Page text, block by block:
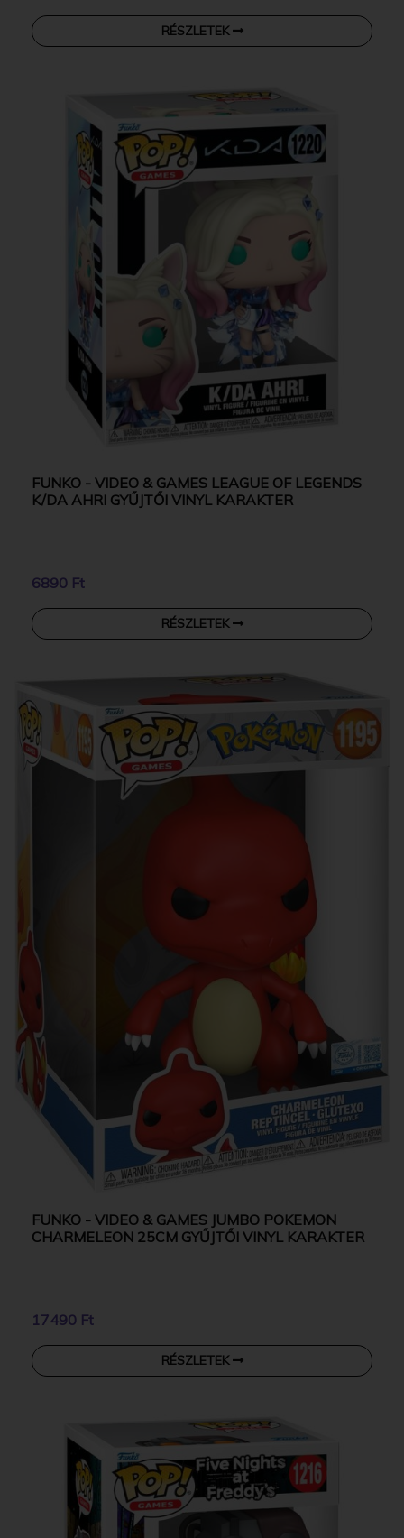
RÉSZLETEK
FUNKO - VIDEO & GAMES LEAGUE OF LEGENDS
K/DA AHRI GYŰJTŐI VINYL KARAKTER
6890 Ft
RÉSZLETEK
FUNKO - VIDEO & GAMES JUMBO POKEMON
CHARMELEON 25CM GYŰJTŐI VINYL KARAKTER
17490 Ft
RÉSZLETEK